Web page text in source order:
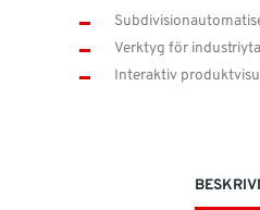
España Ireland
Verktyg för
Interaktiv